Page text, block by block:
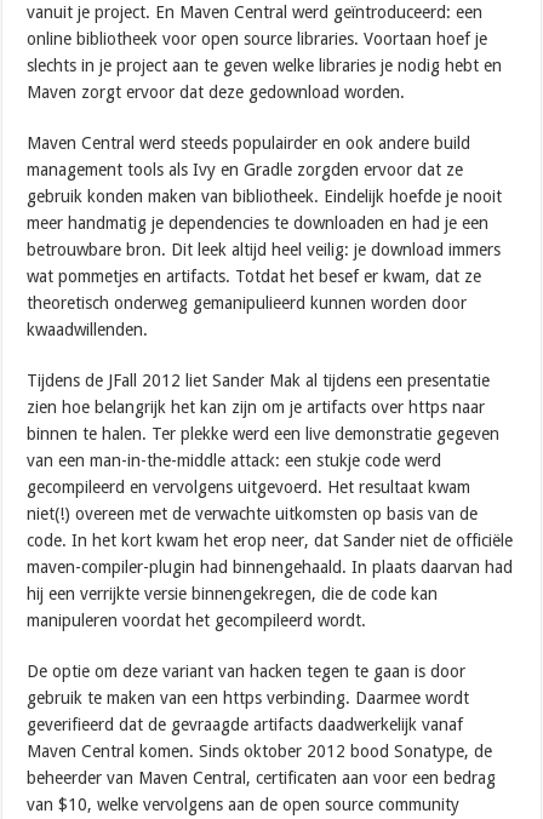
vanuit je project. En Maven Central werd geïntroduceerd: een
online bibliotheek voor open source libraries. Voortaan hoef je
slechts in je project aan te geven welke libraries je nodig hebt en
Maven zorgt ervoor dat deze gedownload worden.
Maven Central werd steeds populairder en ook andere build
management tools als Ivy en Gradle zorgden ervoor dat ze
gebruik konden maken van bibliotheek. Eindelijk hoefde je nooit
meer handmatig je dependencies te downloaden en had je een
betrouwbare bron. Dit leek altijd heel veilig: je download immers
wat pommetjes en artifacts. Totdat het besef er kwam, dat ze
theoretisch onderweg gemanipulieerd kunnen worden door
kwaadwillenden.
Tijdens de JFall 2012 liet Sander Mak al tijdens een presentatie
zien hoe belangrijk het kan zijn om je artifacts over https naar
binnen te halen. Ter plekke werd een live demonstratie gegeven
van een man-in-the-middle attack: een stukje code werd
gecompileerd en vervolgens uitgevoerd. Het resultaat kwam
niet(!) overeen met de verwachte uitkomsten op basis van de
code. In het kort kwam het erop neer, dat Sander niet de officiële
maven-compiler-plugin had binnengehaald. In plaats daarvan had
hij een verrijkte versie binnengekregen, die de code kan
manipuleren voordat het gecompileerd wordt.
De optie om deze variant van hacken tegen te gaan is door
gebruik te maken van een https verbinding. Daarmee wordt
geverifieerd dat de gevraagde artifacts daadwerkelijk vanaf
Maven Central komen. Sinds oktober 2012 bood Sonatype, de
beheerder van Maven Central, certificaten aan voor een bedrag
van $10, welke vervolgens aan de open source community